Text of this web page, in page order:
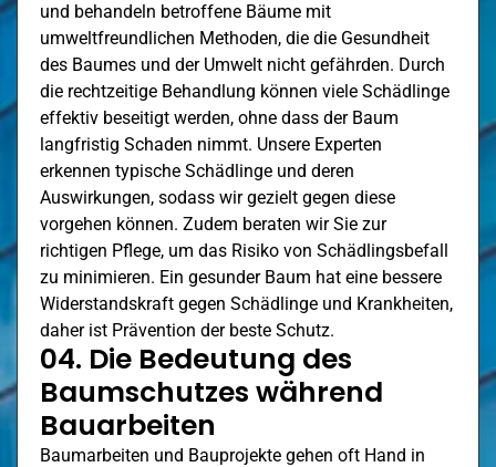
und behandeln betroffene Bäume mit
umweltfreundlichen Methoden, die die Gesundheit
des Baumes und der Umwelt nicht gefährden. Durch
die rechtzeitige Behandlung können viele Schädlinge
effektiv beseitigt werden, ohne dass der Baum
langfristig Schaden nimmt. Unsere Experten
erkennen typische Schädlinge und deren
Auswirkungen, sodass wir gezielt gegen diese
vorgehen können. Zudem beraten wir Sie zur
richtigen Pflege, um das Risiko von Schädlingsbefall
zu minimieren. Ein gesunder Baum hat eine bessere
Widerstandskraft gegen Schädlinge und Krankheiten,
daher ist Prävention der beste Schutz.
04. Die Bedeutung des
Baumschutzes während
Bauarbeiten
Baumarbeiten und Bauprojekte gehen oft Hand in